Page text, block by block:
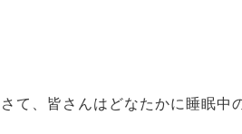
さて、皆さんはどなたかに睡眠中